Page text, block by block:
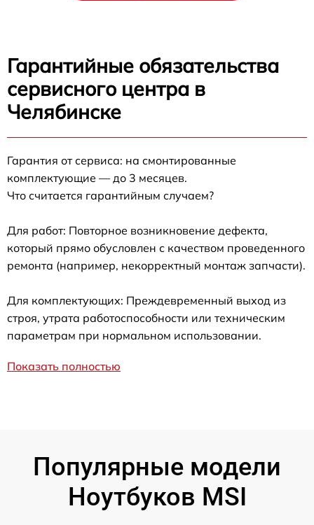
Гарантийные обязательства
сервисного центра в
Челябинске
Гарантия от сервиса: на смонтированные
комплектующие — до 3 месяцев.
Что считается гарантийным случаем?
Для работ: Повторное возникновение дефекта,
который прямо обусловлен с качеством проведенного
ремонта (например, некорректный монтаж запчасти).
Для комплектующих: Преждевременный выход из
строя, утрата работоспособности или техническим
параметрам при нормальном использовании.
Показать полностью
Популярные модели
Ноутбуков MSI